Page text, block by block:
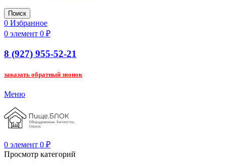
Поиск
0 Избранное
0 элемент 0 ₽
8 (927) 955-52-21
заказать обратный звонок
Меню
0 элемент 0 ₽
Просмотр категорий